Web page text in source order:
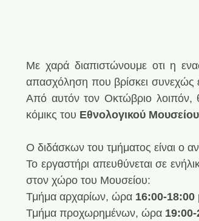
Mε χαρά διαπιστώνουμε οτι η
απασχόληση που βρίσκει
Από αυτόν τον Οκτώβριο λοιπόν,
κόμικς του Εθνολογικού
Ο διδάσκων του τμήματος είναι ο
Το εργαστήρι απευθύνεται σε
στον χώρο του Μουσείου:
Τμήμα αρχαρίων, ώρα 16:00-18:00
Τμήμα προχωρημένων, ώρα